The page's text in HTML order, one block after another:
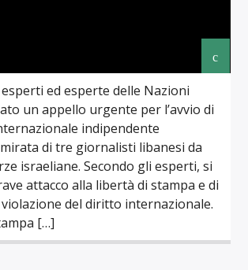
ed esperte delle Nazioni
un appello urgente per l’avvio di
indipendente
mirata di tre giornalisti libanesi da
israeliane. Secondo gli esperti, si
attacco alla libertà di stampa e di
del diritto internazionale.
[…]